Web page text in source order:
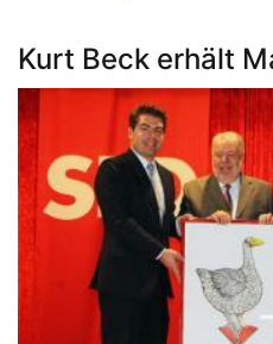
der
Arbeit
-
Arbeit
der
Zukunft
Kurt Beck erhält